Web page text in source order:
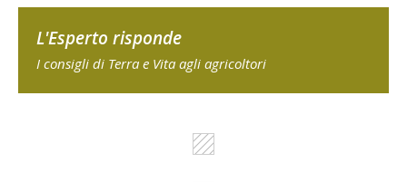
L'Esperto risponde
I consigli di Terra e Vita agli agricoltori